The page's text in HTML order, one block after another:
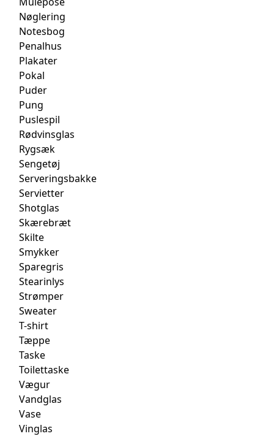
Nøglering
Notesbog
Penalhus
Plakater
Pokal
Puder
Pung
Puslespil
Rødvinsglas
Rygsæk
Sengetøj
Serveringsbakke
Servietter
Shotglas
Skærebræt
Skilte
Smykker
Sparegris
Stearinlys
Strømper
Sweater
T-shirt
Tæppe
Taske
Toilettaske
Vægur
Vandglas
Vase
Vinglas